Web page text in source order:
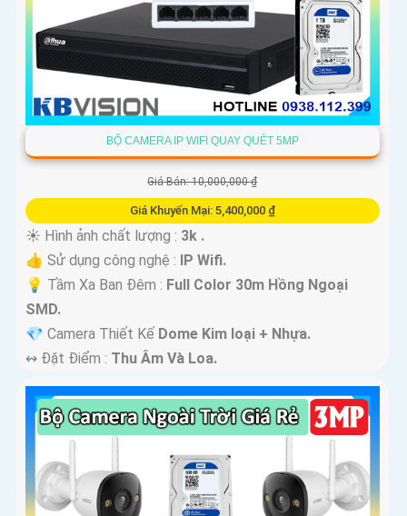
BỘ CAMERA IP WIFI QUAY QUÉT 5MP
Giá Bán: 10,000,000 ₫
Giá Khuyến Mại: 5,400,000 ₫
☀️ Hình ảnh chất lượng : 3k .
👍 Sử dụng công nghệ : IP Wifi.
💡 Tầm Xa Ban Đêm : Full Color 30m Hồng Ngoại
SMD.
💎 Camera Thiết Kế Dome Kim loại + Nhựa.
️↭ Đặt Điểm : Thu Âm Và Loa.